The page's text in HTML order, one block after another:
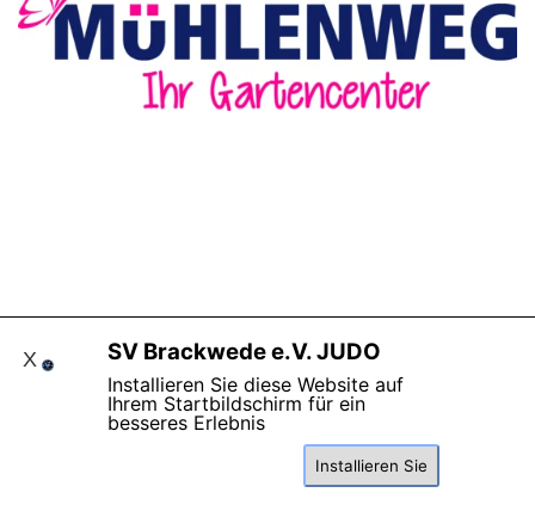
Zurück zum Seiteninhalt
SV Brackwede e.V. JUDO
Installieren Sie diese Website auf
Ihrem Startbildschirm für ein
besseres Erlebnis
Installieren Sie
X